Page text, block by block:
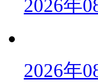
2026年
2026年